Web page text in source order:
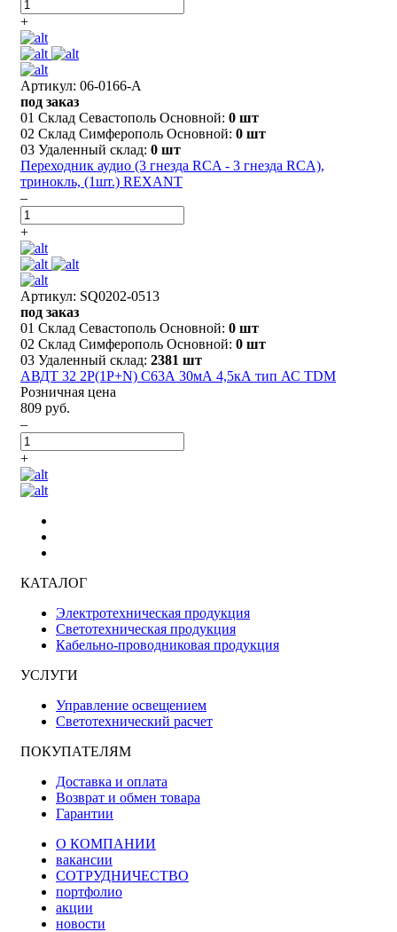
+
Артикул: 06-0166-A
под заказ
01 Склад Севастополь Основной: 0 шт
02 Склад Симферополь Основной: 0 шт
03 Удаленный склад: 0 шт
Переходник аудио (3 гнезда RCA - 3 гнезда RCA),
тринокль, (1шт.) REXANT
–
+
Артикул: SQ0202-0513
под заказ
01 Склад Севастополь Основной: 0 шт
02 Склад Симферополь Основной: 0 шт
03 Удаленный склад: 2381 шт
АВДТ 32 2P(1P+N) C63А 30мА 4,5кА тип АС TDM
Розничная цена
809 руб.
–
+
КАТАЛОГ
Электротехническая продукция
Светотехническая продукция
Кабельно-проводниковая продукция
УСЛУГИ
Управление освещением
Светотехнический расчет
ПОКУПАТЕЛЯМ
Доставка и оплата
Возврат и обмен товара
Гарантии
О КОМПАНИИ
вакансии
СОТРУДНИЧЕСТВО
портфолио
акции
новости